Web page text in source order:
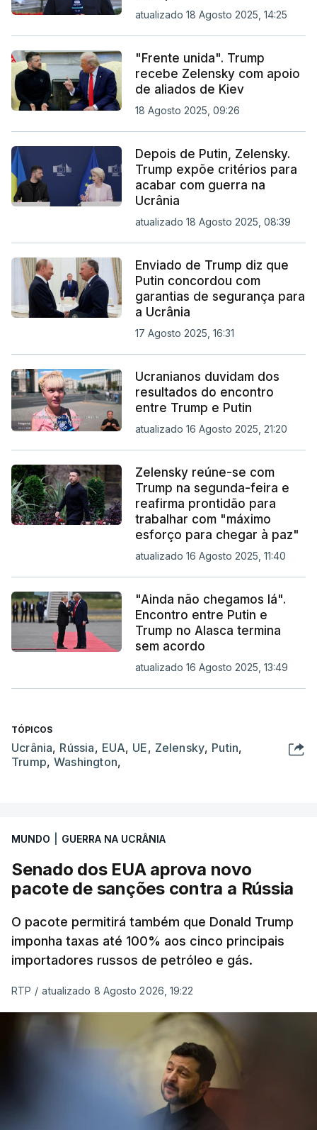
atualizado 18 Agosto 2025, 14:25
"Frente unida". Trump
recebe Zelensky com apoio
de aliados de Kiev
18 Agosto 2025, 09:26
Depois de Putin, Zelensky.
Trump expõe critérios para
acabar com guerra na
Ucrânia
atualizado 18 Agosto 2025, 08:39
Enviado de Trump diz que
Putin concordou com
garantias de segurança para
a Ucrânia
17 Agosto 2025, 16:31
Ucranianos duvidam dos
resultados do encontro
entre Trump e Putin
atualizado 16 Agosto 2025, 21:20
Zelensky reúne-se com
Trump na segunda-feira e
reafirma prontidão para
trabalhar com "máximo
esforço para chegar à paz"
atualizado 16 Agosto 2025, 11:40
"Ainda não chegamos lá".
Encontro entre Putin e
Trump no Alasca termina
sem acordo
atualizado 16 Agosto 2025, 13:49
TÓPICOS
Ucrânia, Rússia, EUA, UE, Zelensky, Putin,
Trump, Washington,
MUNDO GUERRA NA UCRÂNIA
Senado dos EUA aprova novo
pacote de sanções contra a Rússia
O pacote permitirá também que Donald Trump
imponha taxas até 100% aos cinco principais
importadores russos de petróleo e gás.
RTP / atualizado 8 Agosto 2026, 19:22